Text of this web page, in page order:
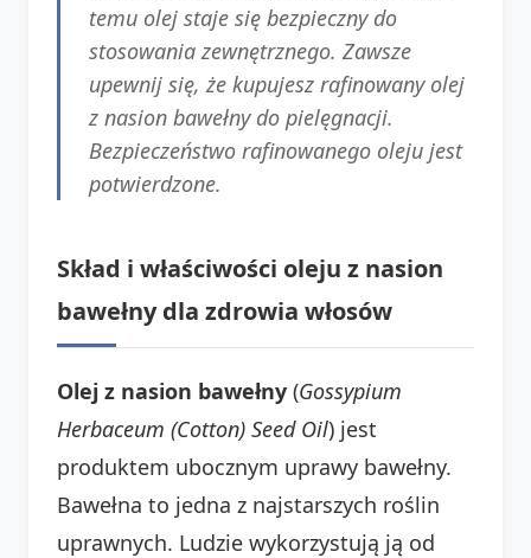
temu olej staje się bezpieczny do
stosowania zewnętrznego. Zawsze
upewnij się, że kupujesz rafinowany olej
z nasion bawełny do pielęgnacji.
Bezpieczeństwo rafinowanego oleju jest
potwierdzone.
Skład i właściwości oleju z nasion
bawełny dla zdrowia włosów
Olej z nasion bawełny (Gossypium
Herbaceum (Cotton) Seed Oil) jest
produktem ubocznym uprawy bawełny.
Bawełna to jedna z najstarszych roślin
uprawnych. Ludzie wykorzystują ją od